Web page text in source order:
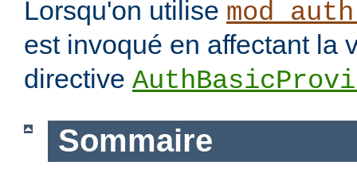
Lorsqu'on utilise
est invoqué en affectant la
directive
Sommaire